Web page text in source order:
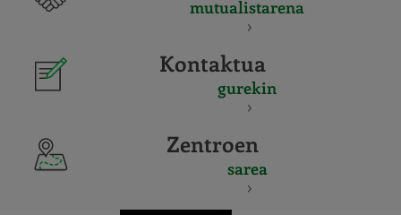
mutualistarena
Kontaktua
gurekin
Zentroen
sarea